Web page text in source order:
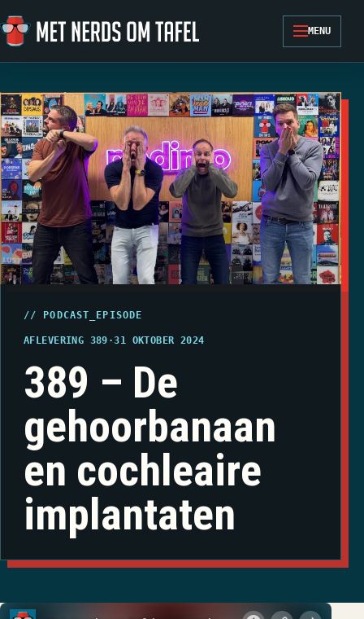
Ga naar de inhoud
MENU
// PODCAST_EPISODE
AFLEVERING 389 ·31 OKTOBER 2024
389 – De
gehoorbanaan
en cochleaire
implantaten